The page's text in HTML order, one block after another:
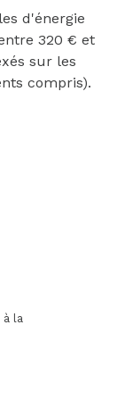
à contacter
-
EI
d'énergie
320 € et
sur les
compris).
à la